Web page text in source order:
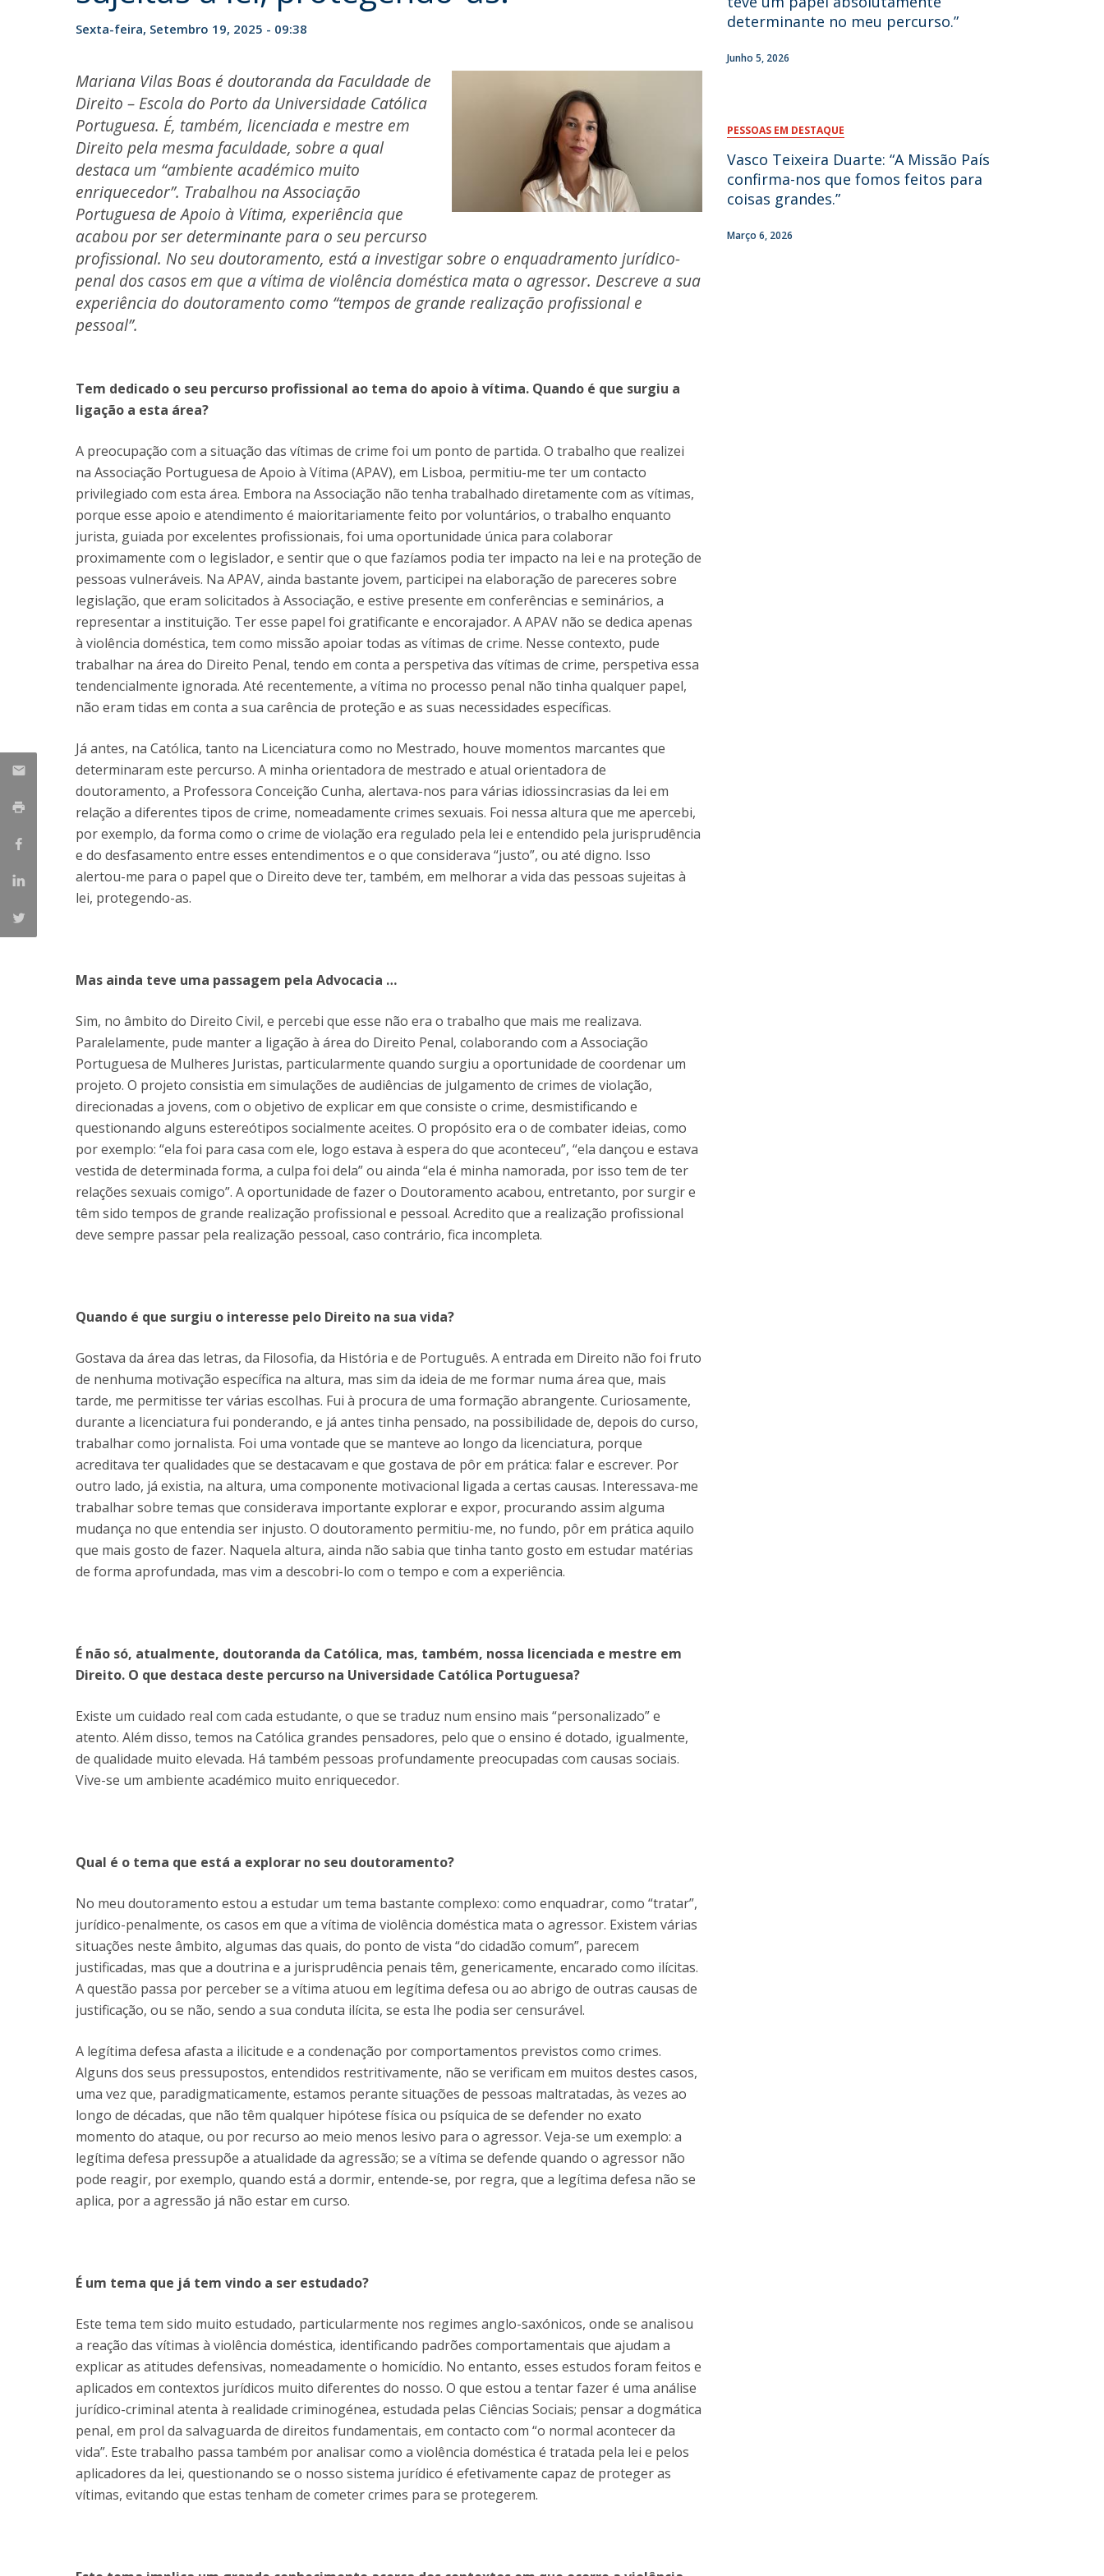
Ofertas de Emprego
Sexta-feira, Setembro 19, 2025 - 09:38
Mariana Vilas Boas é doutoranda da Faculdade de
Direito – Escola do Porto da Universidade Católica
Portuguesa. É, também, licenciada e mestre em
Direito pela mesma faculdade, sobre a qual
destaca um “ambiente académico muito
enriquecedor”. Trabalhou na Associação
Portuguesa de Apoio à Vítima, experiência que
acabou por ser determinante para o seu percurso
profissional. No seu doutoramento, está a investigar sobre o enquadramento jurídico-
penal dos casos em que a vítima de violência doméstica mata o agressor. Descreve a sua
experiência do doutoramento como “tempos de grande realização profissional e
pessoal”.
Tem dedicado o seu percurso profissional ao tema do apoio à vítima. Quando é que surgiu a
ligação a esta área?
A preocupação com a situação das vítimas de crime foi um ponto de partida. O trabalho que realizei
na Associação Portuguesa de Apoio à Vítima (APAV), em Lisboa, permitiu-me ter um contacto
privilegiado com esta área. Embora na Associação não tenha trabalhado diretamente com as vítimas,
porque esse apoio e atendimento é maioritariamente feito por voluntários, o trabalho enquanto
jurista, guiada por excelentes profissionais, foi uma oportunidade única para colaborar
proximamente com o legislador, e sentir que o que fazíamos podia ter impacto na lei e na proteção de
pessoas vulneráveis. Na APAV, ainda bastante jovem, participei na elaboração de pareceres sobre
legislação, que eram solicitados à Associação, e estive presente em conferências e seminários, a
representar a instituição. Ter esse papel foi gratificante e encorajador. A APAV não se dedica apenas
à violência doméstica, tem como missão apoiar todas as vítimas de crime. Nesse contexto, pude
trabalhar na área do Direito Penal, tendo em conta a perspetiva das vítimas de crime, perspetiva essa
tendencialmente ignorada. Até recentemente, a vítima no processo penal não tinha qualquer papel,
não eram tidas em conta a sua carência de proteção e as suas necessidades específicas.
Já antes, na Católica, tanto na Licenciatura como no Mestrado, houve momentos marcantes que
determinaram este percurso. A minha orientadora de mestrado e atual orientadora de
doutoramento, a Professora Conceição Cunha, alertava-nos para várias idiossincrasias da lei em
relação a diferentes tipos de crime, nomeadamente crimes sexuais. Foi nessa altura que me apercebi,
por exemplo, da forma como o crime de violação era regulado pela lei e entendido pela jurisprudência
e do desfasamento entre esses entendimentos e o que considerava “justo”, ou até digno. Isso
alertou-me para o papel que o Direito deve ter, também, em melhorar a vida das pessoas sujeitas à
lei, protegendo-as.
Mas ainda teve uma passagem pela Advocacia …
Sim, no âmbito do Direito Civil, e percebi que esse não era o trabalho que mais me realizava.
Paralelamente, pude manter a ligação à área do Direito Penal, colaborando com a Associação
Portuguesa de Mulheres Juristas, particularmente quando surgiu a oportunidade de coordenar um
projeto. O projeto consistia em simulações de audiências de julgamento de crimes de violação,
direcionadas a jovens, com o objetivo de explicar em que consiste o crime, desmistificando e
questionando alguns estereótipos socialmente aceites. O propósito era o de combater ideias, como
por exemplo: “ela foi para casa com ele, logo estava à espera do que aconteceu”, “ela dançou e estava
vestida de determinada forma, a culpa foi dela” ou ainda “ela é minha namorada, por isso tem de ter
relações sexuais comigo”. A oportunidade de fazer o Doutoramento acabou, entretanto, por surgir e
têm sido tempos de grande realização profissional e pessoal. Acredito que a realização profissional
deve sempre passar pela realização pessoal, caso contrário, fica incompleta.
Quando é que surgiu o interesse pelo Direito na sua vida?
Gostava da área das letras, da Filosofia, da História e de Português. A entrada em Direito não foi fruto
de nenhuma motivação específica na altura, mas sim da ideia de me formar numa área que, mais
tarde, me permitisse ter várias escolhas. Fui à procura de uma formação abrangente. Curiosamente,
durante a licenciatura fui ponderando, e já antes tinha pensado, na possibilidade de, depois do curso,
trabalhar como jornalista. Foi uma vontade que se manteve ao longo da licenciatura, porque
acreditava ter qualidades que se destacavam e que gostava de pôr em prática: falar e escrever. Por
outro lado, já existia, na altura, uma componente motivacional ligada a certas causas. Interessava-me
trabalhar sobre temas que considerava importante explorar e expor, procurando assim alguma
mudança no que entendia ser injusto. O doutoramento permitiu-me, no fundo, pôr em prática aquilo
que mais gosto de fazer. Naquela altura, ainda não sabia que tinha tanto gosto em estudar matérias
de forma aprofundada, mas vim a descobri-lo com o tempo e com a experiência.
É não só, atualmente, doutoranda da Católica, mas, também, nossa licenciada e mestre em
Direito. O que destaca deste percurso na Universidade Católica Portuguesa?
Existe um cuidado real com cada estudante, o que se traduz num ensino mais “personalizado” e
atento. Além disso, temos na Católica grandes pensadores, pelo que o ensino é dotado, igualmente,
de qualidade muito elevada. Há também pessoas profundamente preocupadas com causas sociais.
Vive-se um ambiente académico muito enriquecedor.
Qual é o tema que está a explorar no seu doutoramento?
No meu doutoramento estou a estudar um tema bastante complexo: como enquadrar, como “tratar”,
jurídico-penalmente, os casos em que a vítima de violência doméstica mata o agressor. Existem várias
situações neste âmbito, algumas das quais, do ponto de vista “do cidadão comum”, parecem
justificadas, mas que a doutrina e a jurisprudência penais têm, genericamente, encarado como ilícitas.
A questão passa por perceber se a vítima atuou em legítima defesa ou ao abrigo de outras causas de
justificação, ou se não, sendo a sua conduta ilícita, se esta lhe podia ser censurável.
A legítima defesa afasta a ilicitude e a condenação por comportamentos previstos como crimes.
Alguns dos seus pressupostos, entendidos restritivamente, não se verificam em muitos destes casos,
uma vez que, paradigmaticamente, estamos perante situações de pessoas maltratadas, às vezes ao
longo de décadas, que não têm qualquer hipótese física ou psíquica de se defender no exato
momento do ataque, ou por recurso ao meio menos lesivo para o agressor. Veja-se um exemplo: a
legítima defesa pressupõe a atualidade da agressão; se a vítima se defende quando o agressor não
pode reagir, por exemplo, quando está a dormir, entende-se, por regra, que a legítima defesa não se
aplica, por a agressão já não estar em curso.
É um tema que já tem vindo a ser estudado?
Este tema tem sido muito estudado, particularmente nos regimes anglo-saxónicos, onde se analisou
a reação das vítimas à violência doméstica, identificando padrões comportamentais que ajudam a
explicar as atitudes defensivas, nomeadamente o homicídio. No entanto, esses estudos foram feitos e
aplicados em contextos jurídicos muito diferentes do nosso. O que estou a tentar fazer é uma análise
jurídico-criminal atenta à realidade criminogénea, estudada pelas Ciências Sociais; pensar a dogmática
penal, em prol da salvaguarda de direitos fundamentais, em contacto com “o normal acontecer da
vida”. Este trabalho passa também por analisar como a violência doméstica é tratada pela lei e pelos
aplicadores da lei, questionando se o nosso sistema jurídico é efetivamente capaz de proteger as
vítimas, evitando que estas tenham de cometer crimes para se protegerem.
determinante no meu percurso.”
Junho 5, 2026
PESSOAS EM DESTAQUE
Vasco Teixeira Duarte: “A Missão País
confirma-nos que fomos feitos para
coisas grandes.”
Março 6, 2026